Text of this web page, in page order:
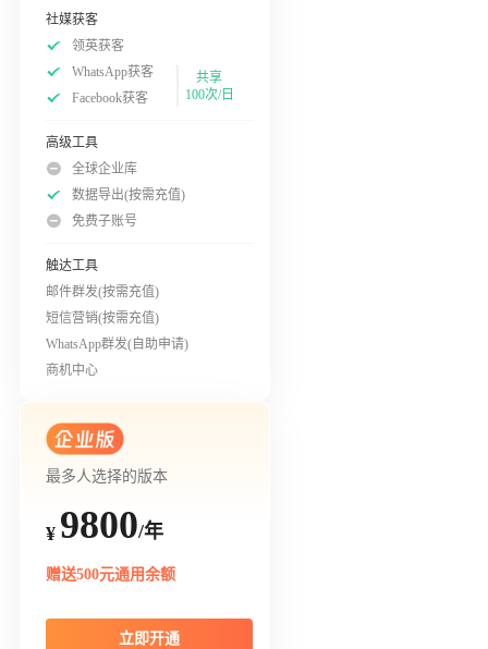
社媒获客
领英获客
WhatsApp获客
Facebook获客
共享
100次/日
高级工具
全球企业库
数据导出(按需充值)
免费子账号
触达工具
邮件群发(按需充值)
短信营销(按需充值)
WhatsApp群发(自助申请)
商机中心
最多人选择的版本
¥ 9800/年
赠送500元通用余额
立即开通